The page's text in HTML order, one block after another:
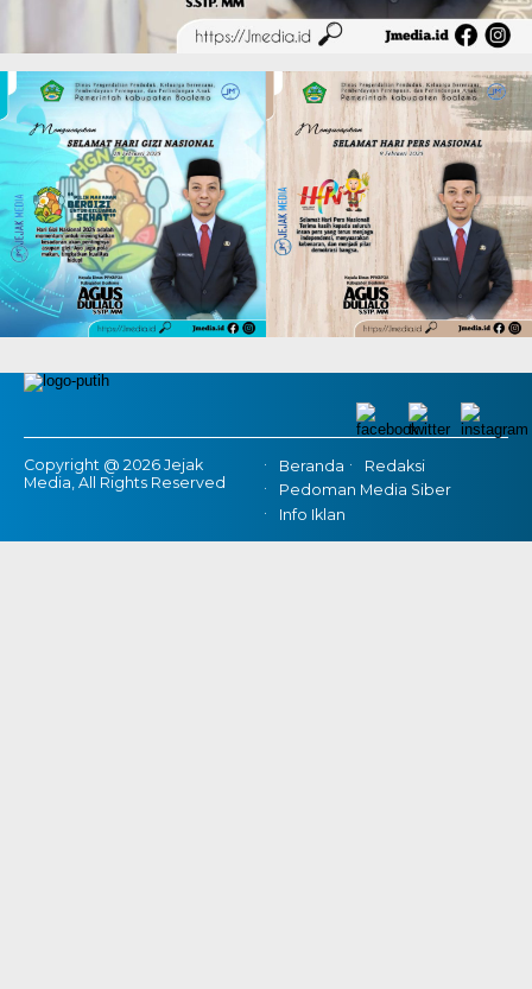
Copyright @ 2026 Jejak
Media, All Rights Reserved
Beranda
Redaksi
Pedoman Media Siber
Info Iklan